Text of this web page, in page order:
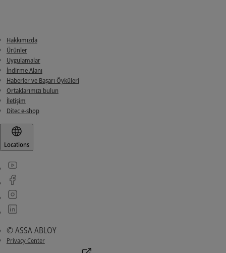
Hakkımızda
Ürünler
Uygulamalar
İndirme Alanı
Haberler ve Başarı Öyküleri
Ortaklarımızı bulun
İletişim
Ditec e-shop
Locations
© ASSA ABLOY
Privacy Center